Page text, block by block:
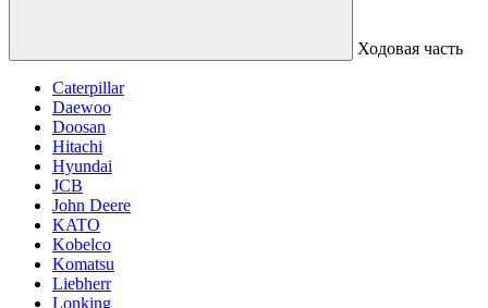
Ходовая часть
Caterpillar
Daewoo
Doosan
Hitachi
Hyundai
JCB
John Deere
KATO
Kobelco
Komatsu
Liebherr
Lonking